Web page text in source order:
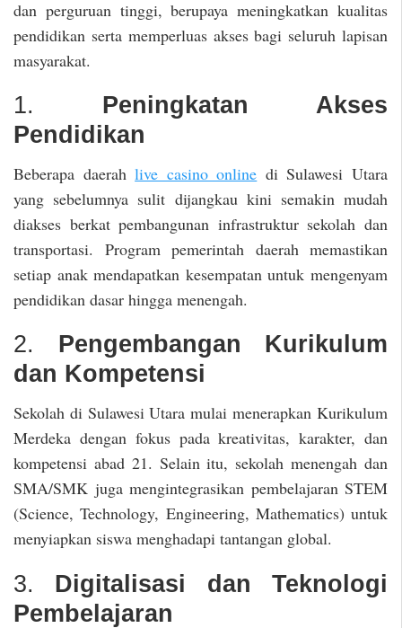
dan perguruan tinggi, berupaya meningkatkan kualitas
pendidikan serta memperluas akses bagi seluruh lapisan
masyarakat.
1. Peningkatan Akses
Pendidikan
Beberapa daerahlive casino online di Sulawesi Utara
yang sebelumnya sulit dijangkau kini semakin mudah
diakses berkat pembangunan infrastruktur sekolah dan
transportasi. Program pemerintah daerah memastikan
setiap anak mendapatkan kesempatan untuk mengenyam
pendidikan dasar hingga menengah.
2. Pengembangan Kurikulum
dan Kompetensi
Sekolah di Sulawesi Utara mulai menerapkan Kurikulum
Merdeka dengan fokus pada kreativitas, karakter, dan
kompetensi abad 21. Selain itu, sekolah menengah dan
SMA/SMK juga mengintegrasikan pembelajaran STEM
(Science, Technology, Engineering, Mathematics) untuk
menyiapkan siswa menghadapi tantangan global.
3. Digitalisasi dan Teknologi
Pembelajaran